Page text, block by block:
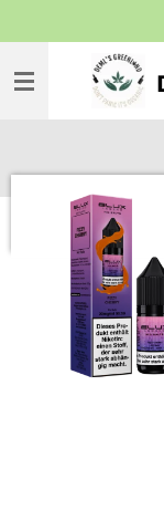
Hauptinhalt
springen